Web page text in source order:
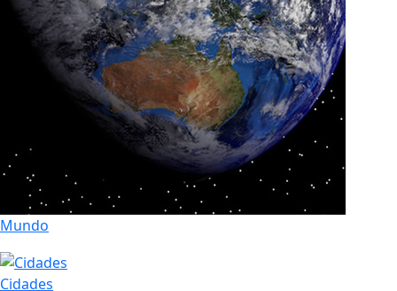
Mundo
Cidades